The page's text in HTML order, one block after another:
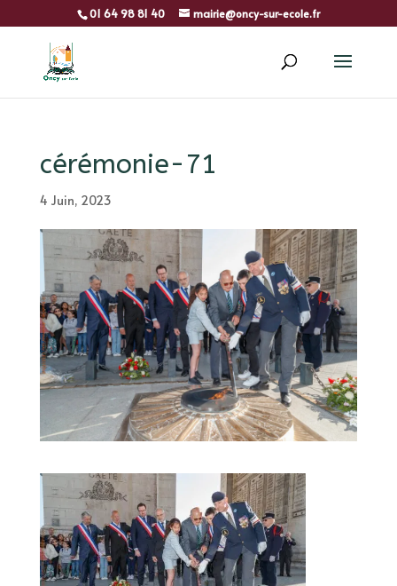
01 64 98 81 40 mairie@oncy-sur-ecole.fr
cérémonie-71
4 Juin, 2023